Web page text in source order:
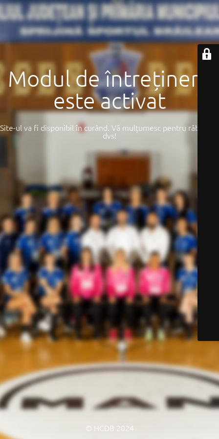
Modul de întreținere
este activat
Site-ul va fi disponibil în curând. Vă mulțumesc pentru răbdarea
dvs!
© HCDB 2024